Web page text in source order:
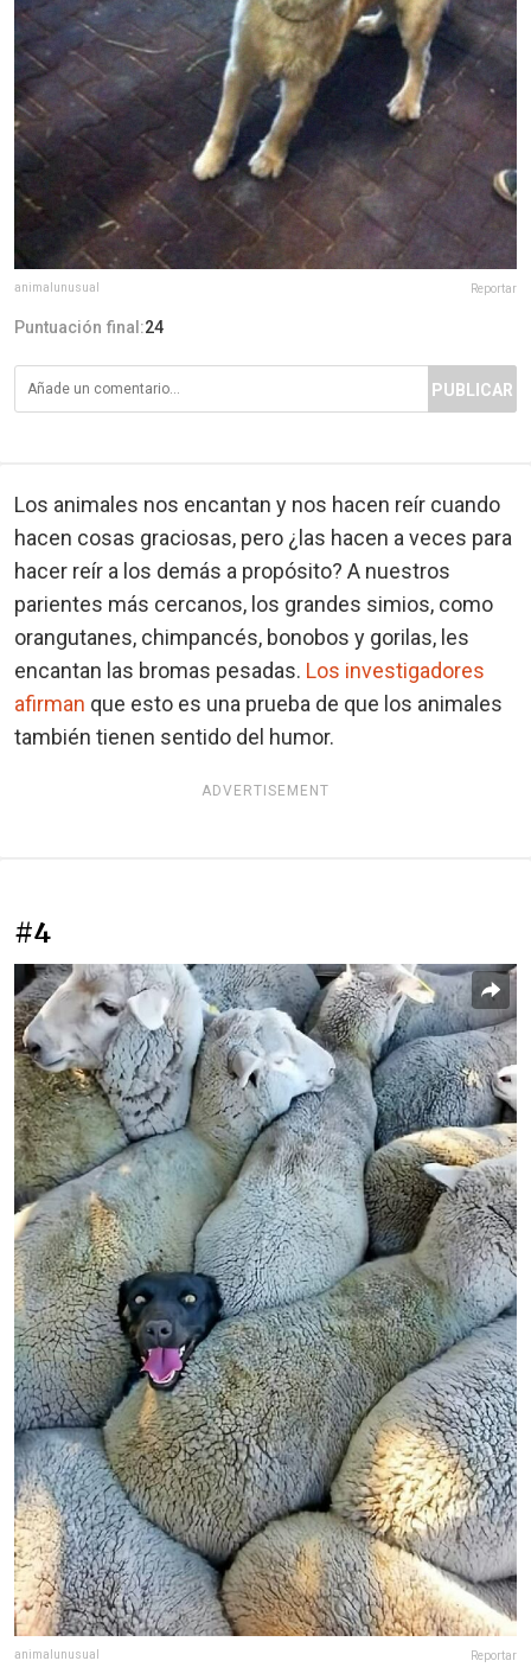
animalunusual Reportar
Puntuación final:24
PUBLICAR
Los animales nos encantan y nos hacen reír cuando
hacen cosas graciosas, pero ¿las hacen a veces para
hacer reír a los demás a propósito? A nuestros
parientes más cercanos, los grandes simios, como
orangutanes, chimpancés, bonobos y gorilas, les
encantan las bromas pesadas. Los investigadores
afirman que esto es una prueba de que los animales
también tienen sentido del humor.
ADVERTISEMENT
#4
animalunusual Reportar